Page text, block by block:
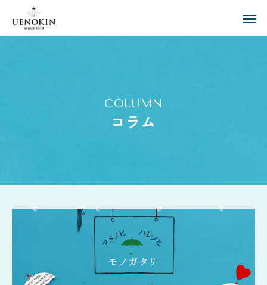
コラム
COLUMN